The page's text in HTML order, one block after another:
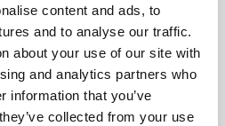
content and ads, to
and to analyse our traffic.
about your use of our site with
and analytics partners who
information that you’ve
collected from your use
DE LA SUITE